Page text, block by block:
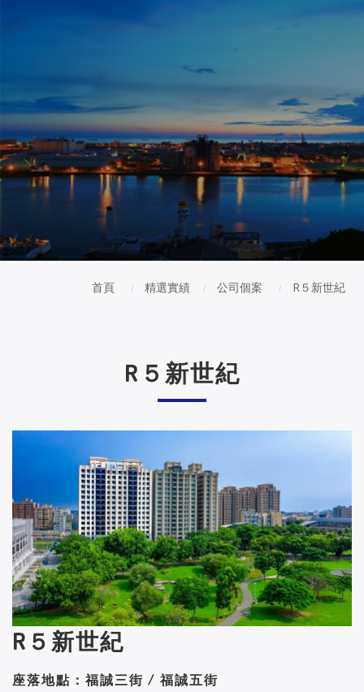
首頁 精選實績 公司個案 R５新世紀
R５新世紀
R５新世紀
座落地點：福誠三街 / 福誠五街